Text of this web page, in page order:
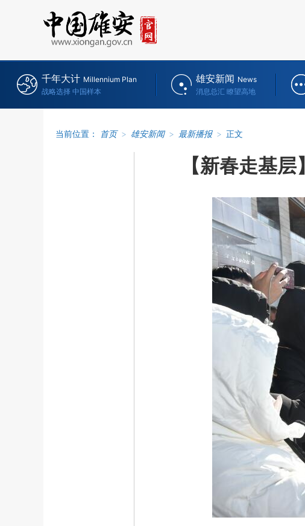
千年大计 Millennium Plan
战略选择 中国样本
雄安新闻 News
消息总汇 瞭望高地
当前位置： 首页 > 雄安新闻 > 最新播报 > 正文
【新春走基